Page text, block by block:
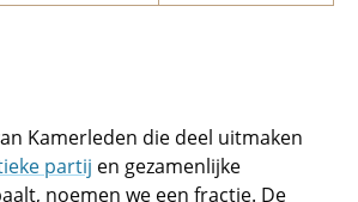
Kamerleden die deel uitmaken
partij en gezamenlijke
noemen we een fractie. De